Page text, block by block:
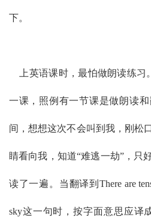
下。
上英语课时，最怕做朗读练习
一课，照例有一节课是做朗读
间，想想这次不会叫到我，刚松
睛看向我，知道“难逃一劫”，只
读了一遍。当翻译到There are
sky这一句时，按字面意思应译